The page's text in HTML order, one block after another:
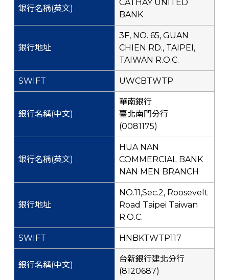
CATHAY UNITED
BANK
3F, NO. 65, GUAN
CHIEN RD., TAIPEI,
TAIWAN R.O.C.
UWCBTWTP
華南銀行
臺北南門分行
(0081175)
HUA NAN
COMMERCIAL BANK
NAN MEN BRANCH
NO.11,Sec.2, Roosevelt
Road Taipei Taiwan
R.O.C.
HNBKTWTP117
台新銀行建北分行
(8120687)